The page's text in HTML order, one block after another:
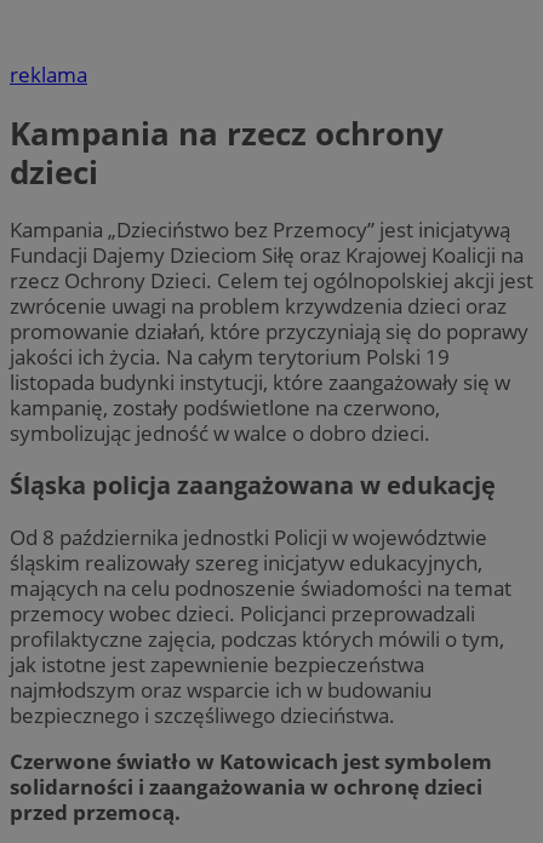
reklama
Kampania na rzecz ochrony
dzieci
Kampania „Dzieciństwo bez Przemocy” jest inicjatywą
Fundacji Dajemy Dzieciom Siłę oraz Krajowej Koalicji na
rzecz Ochrony Dzieci. Celem tej ogólnopolskiej akcji jest
zwrócenie uwagi na problem krzywdzenia dzieci oraz
promowanie działań, które przyczyniają się do poprawy
jakości ich życia. Na całym terytorium Polski 19
listopada budynki instytucji, które zaangażowały się w
kampanię, zostały podświetlone na czerwono,
symbolizując jedność w walce o dobro dzieci.
Śląska policja zaangażowana w edukację
Od 8 października jednostki Policji w województwie
śląskim realizowały szereg inicjatyw edukacyjnych,
mających na celu podnoszenie świadomości na temat
przemocy wobec dzieci. Policjanci przeprowadzali
profilaktyczne zajęcia, podczas których mówili o tym,
jak istotne jest zapewnienie bezpieczeństwa
najmłodszym oraz wsparcie ich w budowaniu
bezpiecznego i szczęśliwego dzieciństwa.
Czerwone światło w Katowicach jest symbolem
solidarności i zaangażowania w ochronę dzieci
przed przemocą.